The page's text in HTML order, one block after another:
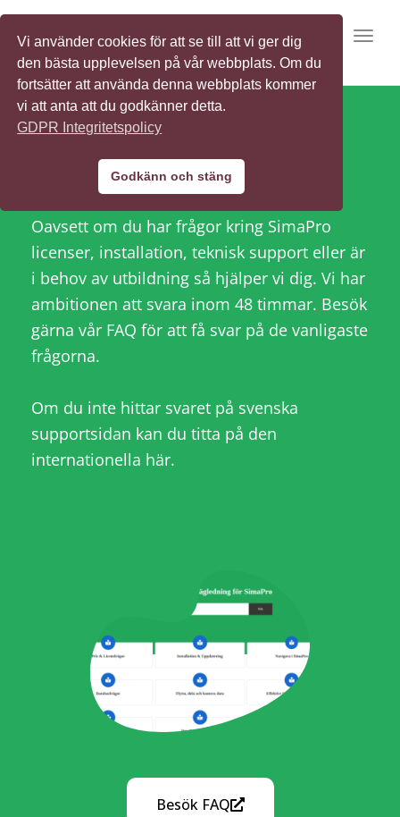
Vi hjälper dig med
SimaPro
Oavsett om du har frågor kring SimaPro
licenser, installation, teknisk support eller är
i behov av utbildning så hjälper vi dig. Vi har
ambitionen att svara inom 48 timmar. Besök
gärna vår FAQ för att få svar på de vanligaste
frågorna.
Om du inte hittar svaret på svenska
supportsidan kan du titta på den
internationella här.
Besök FAQ
Vi använder cookies för att se till att vi ger dig
den bästa upplevelsen på vår webbplats. Om du
fortsätter att använda denna webbplats kommer
vi att anta att du godkänner detta.
GDPR Integritetspolicy
Godkänn och stäng